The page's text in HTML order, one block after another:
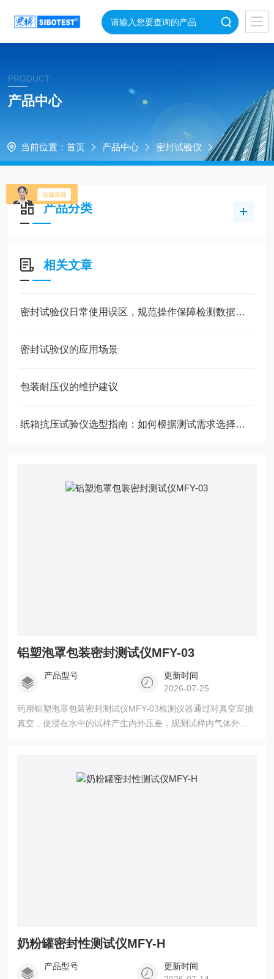
PRODUCT
产品中心
当前位置： 首页 产品中心 密封试验仪
产品分类
相关文章
密封试验仪日常使用误区，规范操作保障检测数据稳定
密封试验仪的应用场景
包装耐压仪的维护建议
纸箱抗压试验仪选型指南：如何根据测试需求选择合适的量程、精度与测试模式？
铝塑泡罩包装密封测试仪MFY-03
产品型号
更新时间
2026-07-25
药用铝塑泡罩包装密封测试仪MFY-03检测仪器通过对真空室抽
真空，使浸在水中的试样产生内外压差，观测试样内气体外逸
奶粉罐密封性测试仪MFY-H
产品型号
更新时间